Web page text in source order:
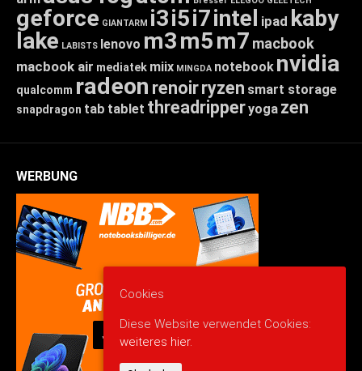
geforce GIANTARM i3i5i7intel ipad kaby
lake LABISTS lenovo m3m5m7 macbook
macbook air mediatek miix MINGDA notebook nvidia
qualcomm radeon renoirryzen smart storage
snapdragon tab tablet threadripperyoga zen
WERBUNG
Cookies
Diese Website verwendet Cookies:
weiteres hier.